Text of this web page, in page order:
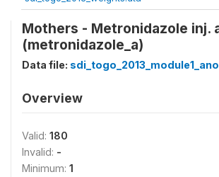
Mothers - Metronidazole inj.
(metronidazole_a)
Data file:
Overview
Valid: 180
Invalid: -
Minimum: 1